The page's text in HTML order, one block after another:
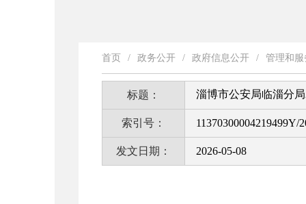
首页 / 政务公开 / 政府信息公开 / 管理和
标题： 淄博市公安局临淄分
索引号： 11370300004219499Y/
发文日期： 2026-05-08